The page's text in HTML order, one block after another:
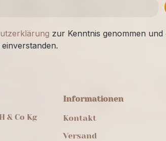
zur Kenntnis genommen
& Co Kg
Informationen
Kontakt
Versand